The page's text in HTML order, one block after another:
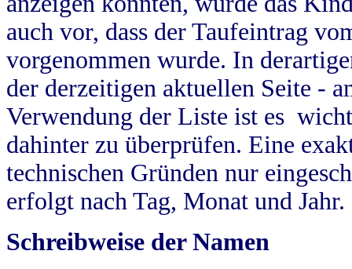
auch vor, dass der Taufeintrag
vorgenommen wurde. In
der derzeitigen aktuellen Seite -
Verwendung der Liste ist es
dahinter zu überprüfen. Eine
technischen Gründen nur
erfolgt nach Tag, Monat und Jahr.
Schreibweise der Namen